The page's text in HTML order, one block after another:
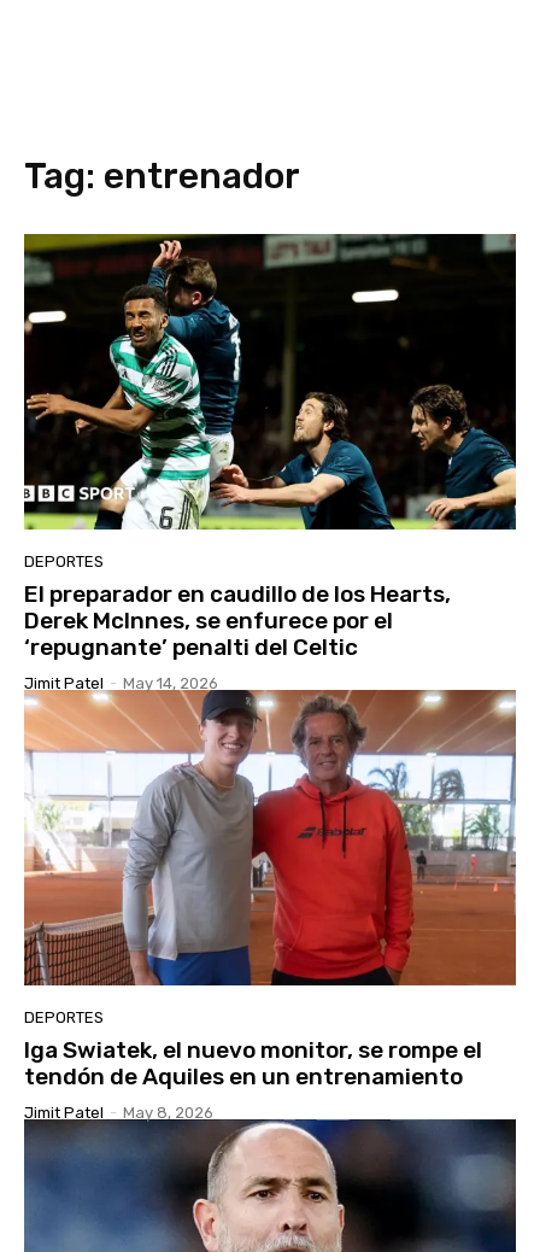
Tag: entrenador
DEPORTES
El preparador en caudillo de los Hearts,
Derek McInnes, se enfurece por el
‘repugnante’ penalti del Celtic
Jimit Patel - May 14, 2026
DEPORTES
Iga Swiatek, el nuevo monitor, se rompe el
tendón de Aquiles en un entrenamiento
Jimit Patel - May 8, 2026